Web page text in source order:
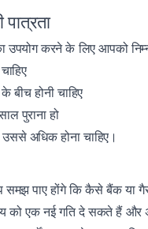
पात्रता
उपयोग करने के लिए आपको
बीच होनी चाहिए
पुराना हो
अधिक होना चाहिए।
पाए होंगे कि कैसे बैंक या
को एक नई गति दे सकते हैं